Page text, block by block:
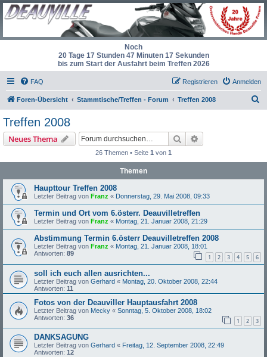
Noch
20 Tage 17 Stunden 47 Minuten 17 Sekunden
bis zum Start der Ausfahrt beim Treffen 2026
FAQ Anmelden
Registrieren
Foren-Übersicht Stammtische/Treffen - Forum Treffen 2008
Treffen 2008
Neues Thema Suche
26 Themen • Seite 1 von 1
Themen
Haupttour Treffen 2008
Letzter Beitrag von Franz « Donnerstag, 29. Mai 2008, 09:33
Termin und Ort vom 6.österr. Deauvilletreffen
Letzter Beitrag von Franz « Montag, 21. Januar 2008, 21:29
Abstimmung Termin 6.österr Deauvilletreffen 2008
Letzter Beitrag von Franz « Montag, 21. Januar 2008, 18:01
Antworten: 89 1 2 3 4 5 6
soll ich euch allen ausrichten...
Letzter Beitrag von Gerhard « Montag, 20. Oktober 2008, 22:44
Antworten: 11
Fotos von der Deauviller Hauptausfahrt 2008
Letzter Beitrag von Mecky « Sonntag, 5. Oktober 2008, 18:02
Antworten: 36 1 2 3
DANKSAGUNG
Letzter Beitrag von Gerhard « Freitag, 12. September 2008, 22:49
Antworten: 12